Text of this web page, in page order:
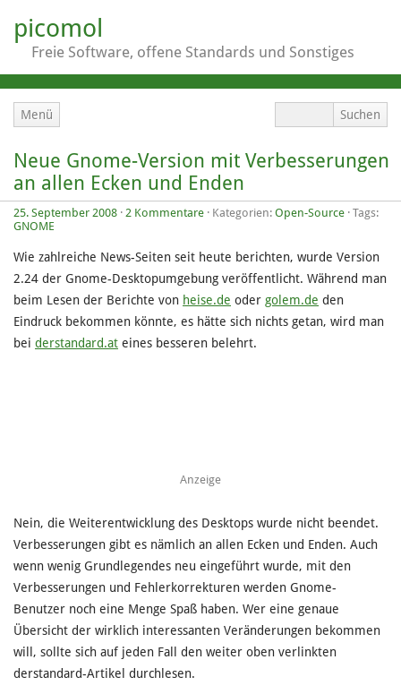
picomol
Freie Software, offene Standards und Sonstiges
Menü
Neue Gnome-Version mit Verbesserungen
an allen Ecken und Enden
25. September 2008 · 2 Kommentare · Kategorien: Open-Source · Tags:
GNOME
Wie zahlreiche News-Seiten seit heute berichten, wurde Version
2.24 der Gnome-Desktopumgebung veröffentlicht. Während man
beim Lesen der Berichte von heise.de oder golem.de den
Eindruck bekommen könnte, es hätte sich nichts getan, wird man
bei derstandard.at eines besseren belehrt.
Anzeige
Nein, die Weiterentwicklung des Desktops wurde nicht beendet.
Verbesserungen gibt es nämlich an allen Ecken und Enden. Auch
wenn wenig Grundlegendes neu eingeführt wurde, mit den
Verbesserungen und Fehlerkorrekturen werden Gnome-
Benutzer noch eine Menge Spaß haben. Wer eine genaue
Übersicht der wirklich interessanten Veränderungen bekommen
will, sollte sich auf jeden Fall den weiter oben verlinkten
derstandard-Artikel durchlesen.